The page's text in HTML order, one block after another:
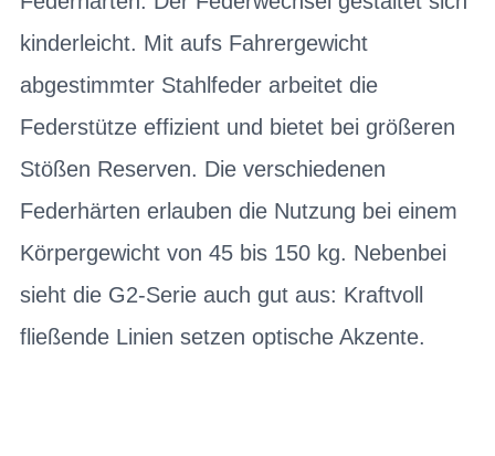
kinderleicht. Mit aufs Fahrergewicht
abgestimmter Stahlfeder arbeitet die
Federstütze effizient und bietet bei größeren
Stößen Reserven. Die verschiedenen
Federhärten erlauben die Nutzung bei einem
Körpergewicht von 45 bis 150 kg. Nebenbei
sieht die G2-Serie auch gut aus: Kraftvoll
fließende Linien setzen optische Akzente.